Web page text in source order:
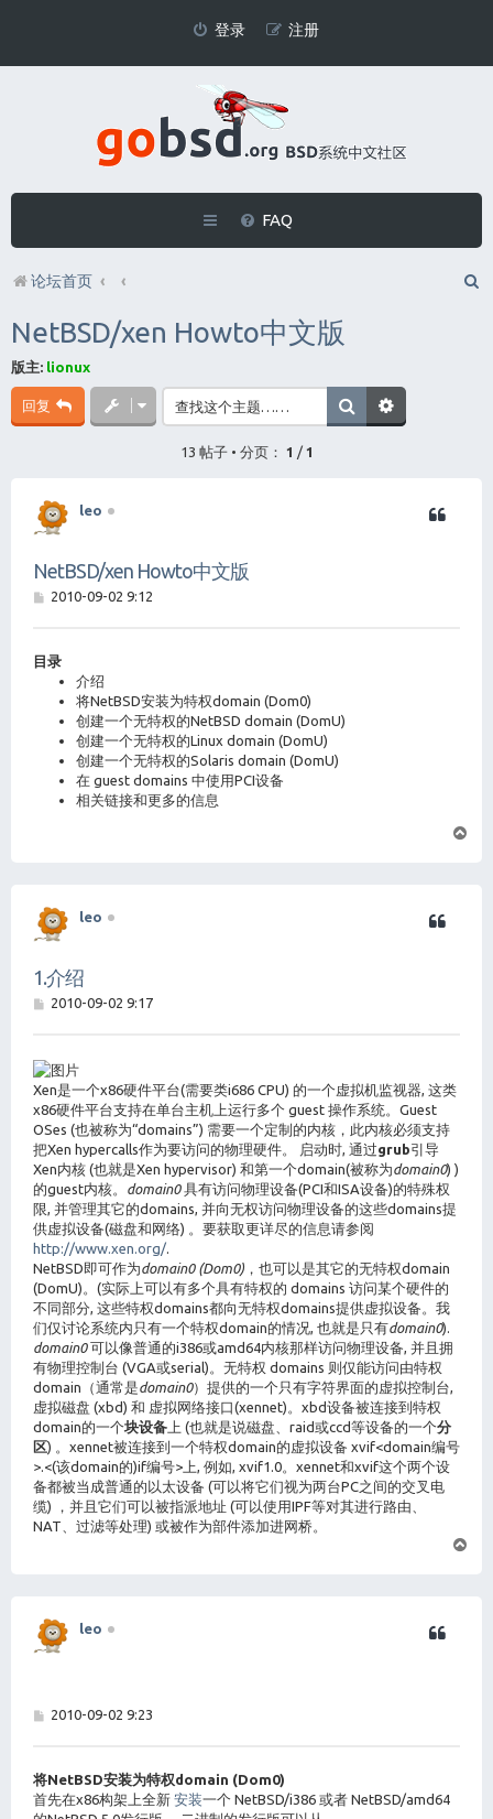
登录 注册
FAQ
论坛首页
NetBSD/xen Howto中文版
版主: lionux
回复
13 帖子 • 分页： 1 / 1
leo
NetBSD/xen Howto中文版
帖
2010-09-02 9:12
目录
介绍
将NetBSD安装为特权domain (Dom0)
创建一个无特权的NetBSD domain (DomU)
创建一个无特权的Linux domain (DomU)
创建一个无特权的Solaris domain (DomU)
在 guest domains 中使用PCI设备
相关链接和更多的信息
leo
1.介绍
帖
2010-09-02 9:17
Xen是一个x86硬件平台(需要类i686 CPU) 的一个虚拟机监视器, 这类
x86硬件平台支持在单台主机上运行多个 guest 操作系统。Guest
OSes (也被称为“domains”) 需要一个定制的内核，此内核必须支持
把Xen hypercalls作为要访问的物理硬件。 启动时, 通过grub引导
Xen内核 (也就是Xen hypervisor) 和第一个domain(被称为domain0) )
的guest内核。 domain0具有访问物理设备(PCI和ISA设备)的特殊权
限, 并管理其它的domains, 并向无权访问物理设备的这些domains提
供虚拟设备(磁盘和网络) 。要获取更详尽的信息请参阅
http://www.xen.org/.
NetBSD即可作为domain0 (Dom0) ，也可以是其它的无特权domain
(DomU)。(实际上可以有多个具有特权的 domains 访问某个硬件的
不同部分, 这些特权domains都向无特权domains提供虚拟设备。我
们仅讨论系统内只有一个特权domain的情况, 也就是只有domain0).
domain0可以像普通的i386或amd64内核那样访问物理设备, 并且拥
有物理控制台 (VGA或serial)。无特权 domains 则仅能访问由特权
domain（通常是domain0）提供的一个只有字符界面的虚拟控制台,
虚拟磁盘 (xbd) 和 虚拟网络接口(xennet)。xbd设备被连接到特权
domain的一个块设备 上 (也就是说磁盘、raid或ccd等设备的一个分
区) 。xennet被连接到一个特权domain的虚拟设备 xvif<domain编号
>.<(该domain的)if编号>上, 例如, xvif1.0。xennet和xvif这个两个设
备都被当成普通的以太设备 (可以将它们视为两台PC之间的交叉电
缆) ，并且它们可以被指派地址 (可以使用IPF等对其进行路由、
NAT、过滤等处理) 或被作为部件添加进网桥。
leo
帖
2010-09-02 9:23
将NetBSD安装为特权domain (Dom0)
首先在x86构架上全新 安装一个 NetBSD/i386 或者 NetBSD/amd64